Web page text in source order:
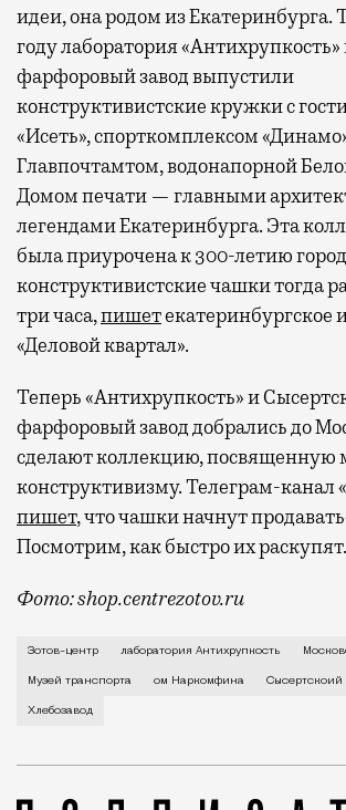
идеи, она родом из Екатеринбурга.
году лаборатория
фарфоровый завод выпустили
конструктивистские кружки с
«Исеть», спорткомплексом
Главпочтамтом, водонапорной
Домом печати — главными
легендами Екатеринбурга. Эта
была приурочена к 300-летию
конструктивистские чашки тогда
три часа,пишетекатеринбургское
«Деловой квартал».
Теперь «Антихрупкость» и
фарфоровый завод добрались до
сделают коллекцию, посвященную
конструктивизму. Телеграм-канал
пишет, что чашки начнут
Посмотрим, как быстро их раскупят.
Фото: shop.centrezotov.ru
Чашки раскрасят под
Зотов-центр лаборатория Антихрупкость
Музей транспорта ом Наркомфина Сысертскоий
Хлебозавод